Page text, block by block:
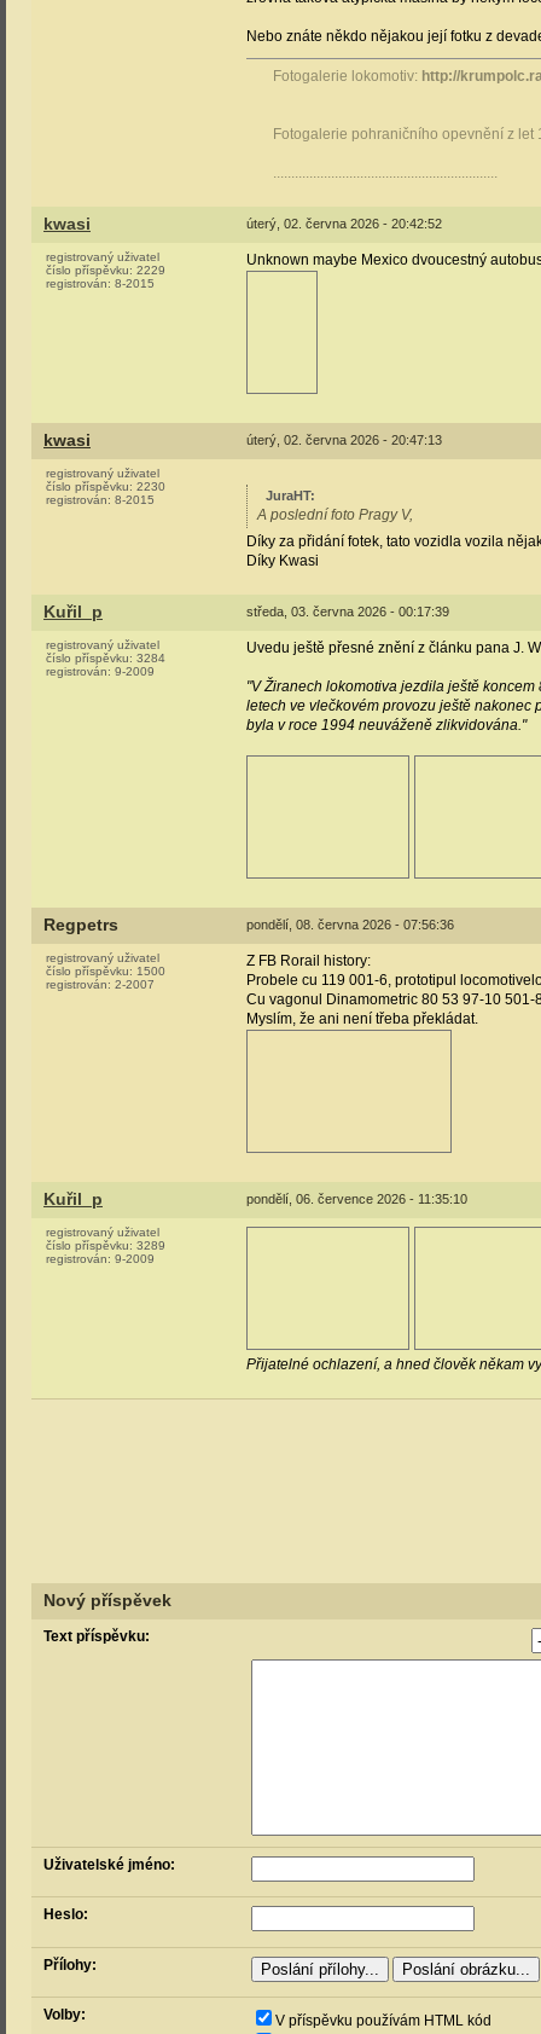
Nebo znáte někdo nějakou její fotku z
Fotogalerie lokomotiv: http://
Fotogalerie pohraničního opevnění z let
..............................................................
kwasi úterý, 02. června 2026 - 20:42:52
registrovaný uživatel
číslo příspěvku: 2229
registrován: 8-2015
Unknown maybe Mexico dvoucestný
kwasi úterý, 02. června 2026 - 20:47:13
registrovaný uživatel
číslo příspěvku: 2230
registrován: 8-2015 JuraHT:
A poslední foto Pragy V,
Díky za přidání fotek, tato vozidla vozila
Díky Kwasi
Kuřil_p středa, 03. června 2026 - 00:17:39
registrovaný uživatel
číslo příspěvku: 3284
registrován: 9-2009
Uvedu ještě přesné znění z článku pana J.
"V Žiranech lokomotiva jezdila ještě
letech ve vlečkovém provozu ještě nakonec
byla v roce 1994 neuváženě zlikvidována."
Regpetrs pondělí, 08. června 2026 - 07:56:36
registrovaný uživatel
číslo příspěvku: 1500
registrován: 2-2007
Z FB Rorail history:
Probele cu 119 001-6, prototipul
Cu vagonul Dinamometric 80 53 97-10
Myslím, že ani není třeba překládat.
Kuřil_p pondělí, 06. července 2026 - 11:35:10
registrovaný uživatel
číslo příspěvku: 3289
registrován: 9-2009
Přijatelné ochlazení, a hned člověk někam
Nový příspěvek
Text příspěvku:
Uživatelské jméno:
Heslo:
Přílohy:
Volby: V příspěvku používám HTML kód